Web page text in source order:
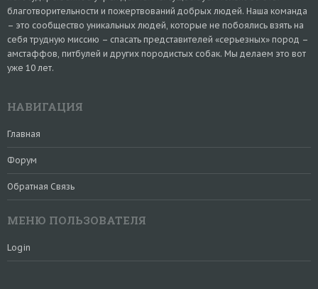
благотворительности и пожертвований добрых людей. Наша команда
– это сообщество уникальных людей, которые не побоялись взять на
себя трудную миссию – спасать представителей «серьезных» пород –
амстаффов, питбулей и других породистых собак. Мы делаем это вот
уже 10 лет.
НАВИГАЦИЯ
Главная
Форум
Обратная Связь
МЕНЮ ПОЛЬЗОВАТЕЛЯ
Login